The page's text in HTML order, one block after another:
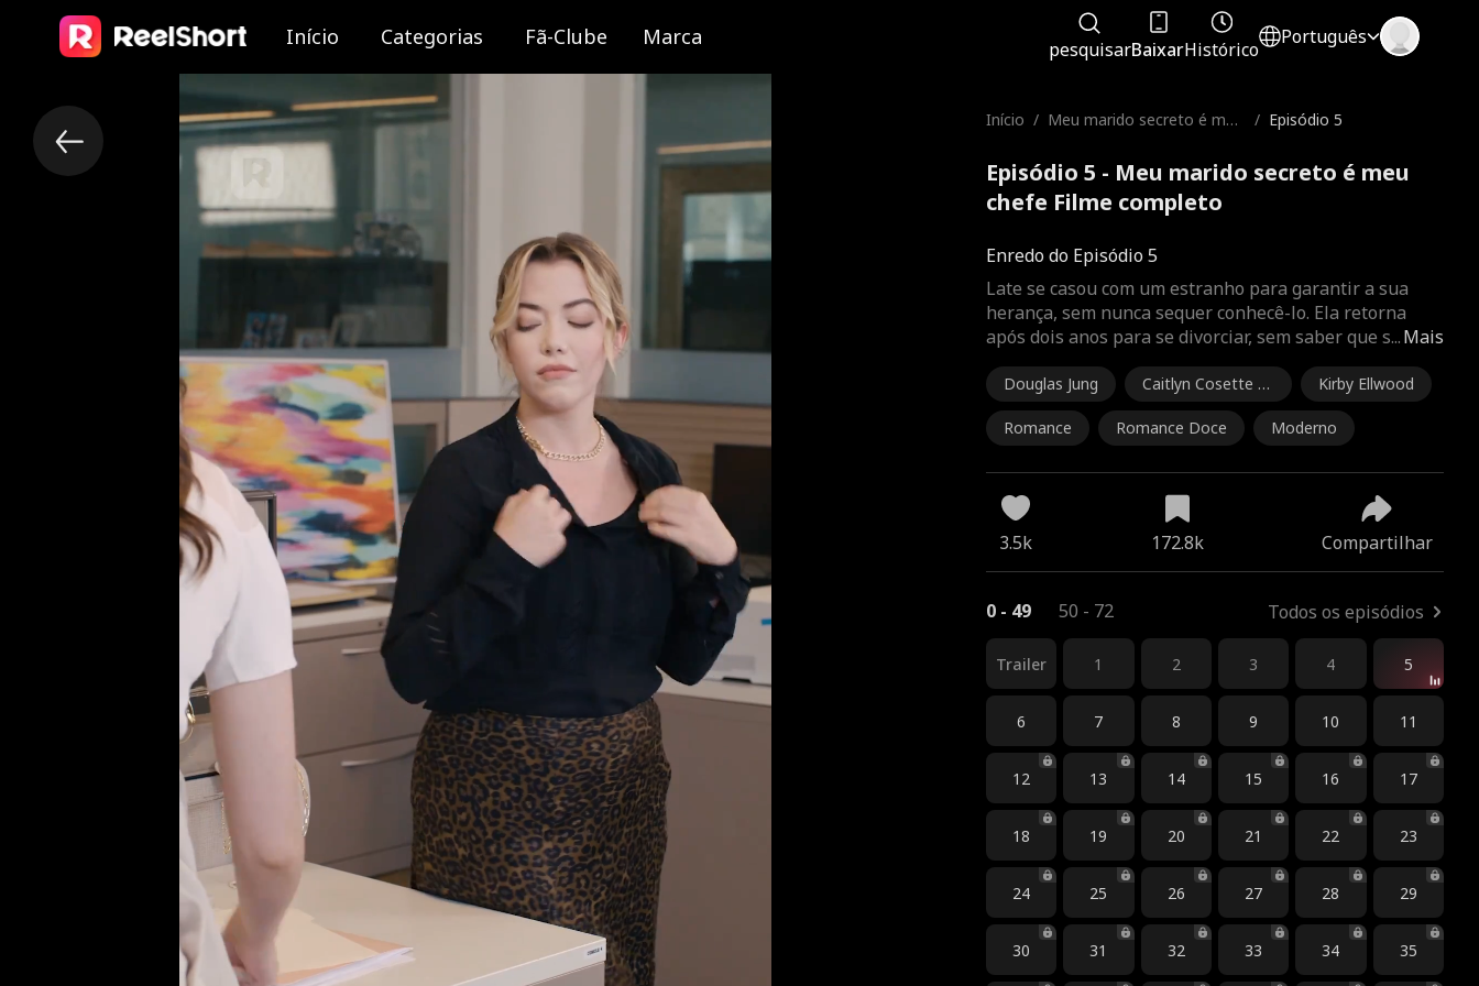
Início Categorias Fã-Clube Marca pesquisarBaixarHistórico
Português
Início / Meu marido secreto é meu
/ Episódio 5
Episódio 5 - Meu marido secreto é meu
chefe Filme completo
Enredo do Episódio 5
Mais
Late se casou com um estranho para garantir a sua
herança, sem nunca sequer conhecê-lo. Ela retorna
após dois anos para se divorciar, sem saber que s...
Douglas Jung
Caitlyn Cosette L
Kirby Ellwood
Romance Romance Doce Moderno
3.5k 172.8k Compartilhar
0 - 49 50 - 72 Todos os episódios
Trailer 1 2 3 4 5
6 7 8 9 10 11
12 13 14 15 16 17
18 19 20 21 22 23
24 25 26 27 28 29
30 31 32 33 34 35